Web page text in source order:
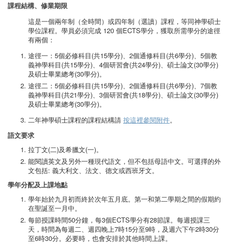
課程結構、修業期限
這是一個兩年制（全時間）或四年制（選讀）課程，等同神學碩士
學位課程。學員必須完成 120 個ECTS學分，獲取所需學分的途徑
有兩個：
途徑一：5個必修科目(共15學分)、2個通修科目(共6學分)、5個教
義神學科目(共15學分)、4個研習會(共24學分)、碩士論文(30學分)
及碩士畢業總考(30學分)。
途徑二：5個必修科目(共15學分)、2個通修科目(共6學分)、7個教
義神學科目(共21學分)、3個研習會(共18學分)、碩士論文(30學分)
及碩士畢業總考(30學分)。
二年神學碩士課程的課程結構請 按這裡參閱附件。
語文要求
拉丁文(二)及希臘文(一)。
能閱讀英文及另外一種現代語文，但不包括母語中文。可選擇的外
文包括: 義大利文、法文、德文或西班牙文。
學年分配及上課地點
學年始於九月初而終於次年五月底。第一和第二學期之間的假期約
在聖誕至一月中。
每節授課時間50分鐘，每3個ECTS學分有28節課。每週授課三
天，時間為每週二、週四晚上7時15分至9時，及週六下午2時30分
至6時30分。必要時，也會安排於其他時間上課。